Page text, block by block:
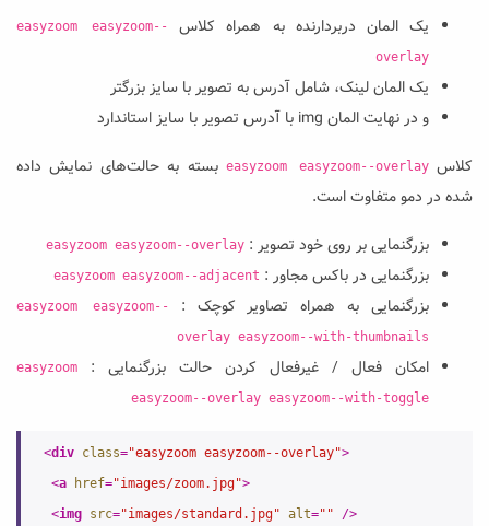
یک المان دربردارنده به همراه کلاس
easyzoom easyzoom--
overlay
یک المان لینک، شامل آدرس به تصویر با سایز بزرگتر
و در نهایت المان img با آدرس تصویر با سایز استاندارد
کلاسeasyzoom easyzoom--overlayبسته به حالت‌های نمایش داده
شده در دمو متفاوت است.
بزرگنمایی بر روی خود تصویر : easyzoom easyzoom--overlay
بزرگنمایی در باکس مجاور : easyzoom easyzoom--adjacent
بزرگنمایی به همراه تصاویر کوچک :
easyzoom easyzoom--
overlay easyzoom--with-thumbnails
امکان فعال / غیرفعال کردن حالت بزرگنمایی :
easyzoom
easyzoom--overlay easyzoom--with-toggle
<div class="easyzoom easyzoom--overlay">
<a href="images/zoom.jpg">
<img src="images/standard.jpg" alt="" />